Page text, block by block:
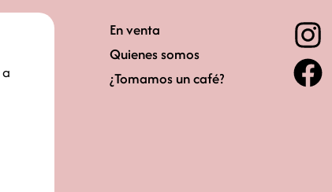
En venta
Quienes somos
¿Tomamos un café?